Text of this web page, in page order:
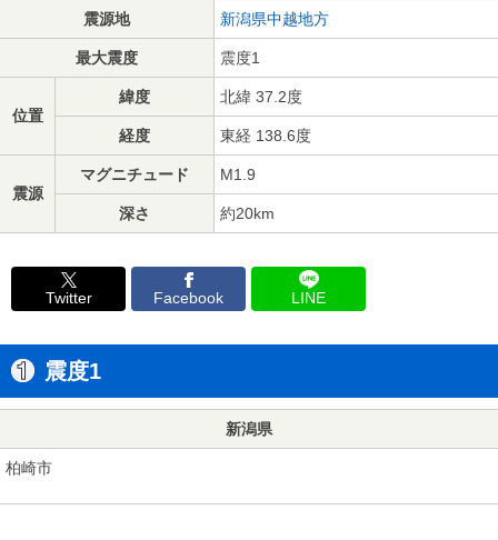
震源地 新潟県中越地方
最大震度 震度1
位置
緯度 北緯 37.2度
経度 東経 138.6度
震源
マグニチュード M1.9
深さ 約20km
Twitter Facebook LINE
震度1
新潟県
柏崎市